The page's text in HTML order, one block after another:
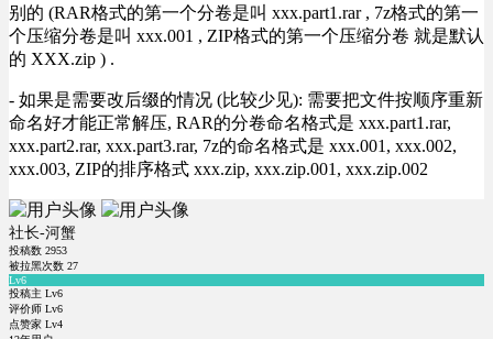
别的 (RAR格式的第一个分卷是叫 xxx.part1.rar , 7z格式的第一
个压缩分卷是叫 xxx.001 , ZIP格式的第一个压缩分卷 就是默认
的 XXX.zip ) .
- 如果是需要改后缀的情况 (比较少见): 需要把文件按顺序重新
命名好才能正常解压, RAR的分卷命名格式是 xxx.part1.rar,
xxx.part2.rar, xxx.part3.rar, 7z的命名格式是 xxx.001, xxx.002,
xxx.003, ZIP的排序格式 xxx.zip, xxx.zip.001, xxx.zip.002
社长-河蟹
投稿数 2953
被拉黑次数 27
Lv6
投稿主 Lv6
评价师 Lv6
点赞家 Lv4